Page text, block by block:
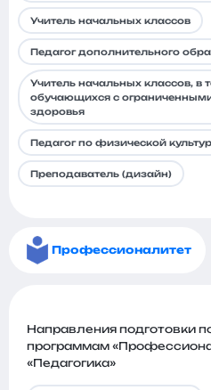
Учитель начальных классов
Педагог дополнительного
Учитель начальных классов, в
обучающихся с
здоровья
Педагог по физической
Преподаватель (дизайн)
Профессионалитет
Направления подготовки
программам
«Педагогика»